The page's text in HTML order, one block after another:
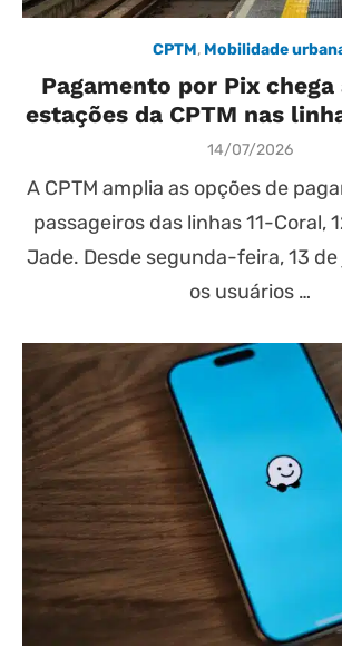
CPTM, Mobilidade
Pagamento por Pix chega
estações da CPTM nas
Posted
14/07/2026
A CPTM amplia as opções de
passageiros das linhas 11-Coral,
Jade. Desde segunda-feira, 13
os usuários …